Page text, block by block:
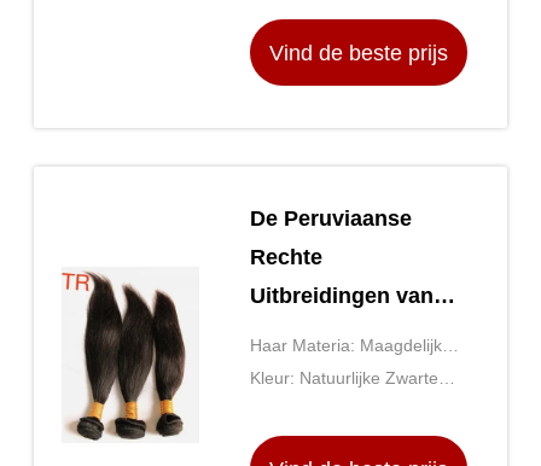
Peruviaanse Haar
Vind de beste prijs
De Peruviaanse
Rechte
Uitbreidingen van
het Haar Maagdelijke
Peruviaanse
Duim aan 30 Duim in
Haar Materia: Maagdelijk
Peruviaans Haar met
Kleur: Natuurlijke Zwarte